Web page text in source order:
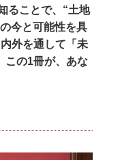
ることで、“土地
今と可能性を具
外を通して「未
この1冊が、あな